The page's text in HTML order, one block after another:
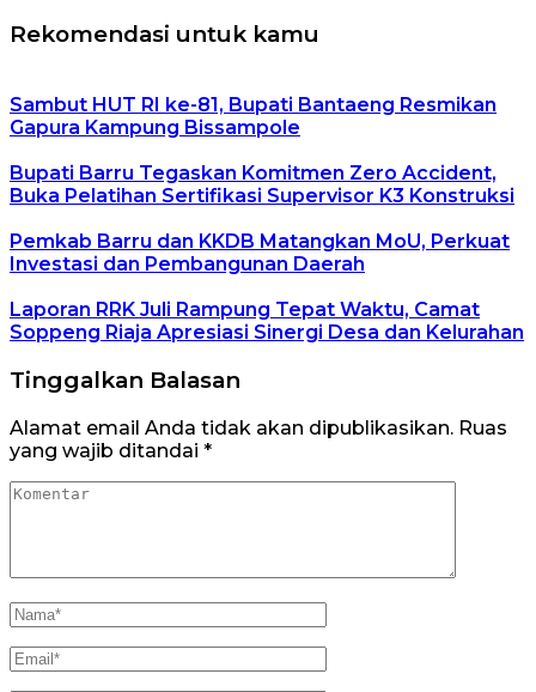
Rekomendasi untuk kamu
Sambut HUT RI ke-81, Bupati Bantaeng Resmikan
Gapura Kampung Bissampole
Bupati Barru Tegaskan Komitmen Zero Accident,
Buka Pelatihan Sertifikasi Supervisor K3 Konstruksi
Pemkab Barru dan KKDB Matangkan MoU, Perkuat
Investasi dan Pembangunan Daerah
Laporan RRK Juli Rampung Tepat Waktu, Camat
Soppeng Riaja Apresiasi Sinergi Desa dan Kelurahan
Tinggalkan Balasan
Alamat email Anda tidak akan dipublikasikan. Ruas
yang wajib ditandai *